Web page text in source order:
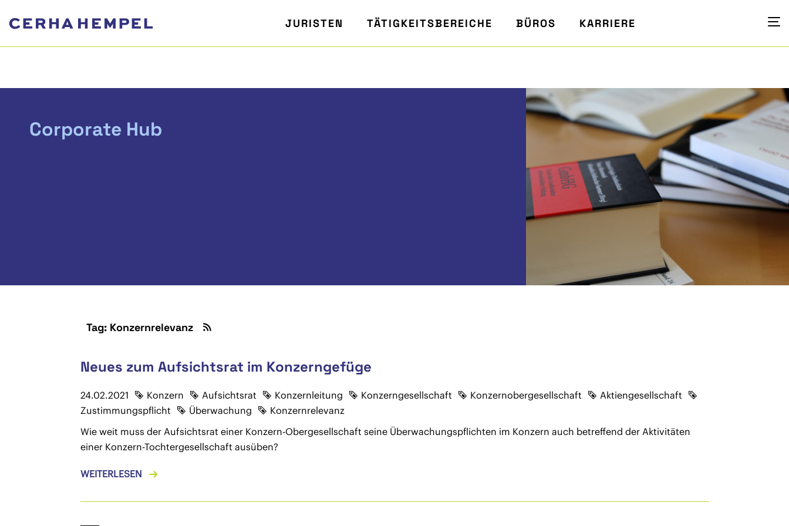
JURISTEN TÄTIGKEITSBEREICHE BÜROS KARRIERE
Corporate Hub
Tag: Konzernrelevanz
Neues zum Aufsichtsrat im Konzerngefüge
24.02.2021 Konzern Aufsichtsrat Konzernleitung Konzerngesellschaft Konzernobergesellschaft
Aktiengesellschaft
Zustimmungspflicht
Überwachung
Konzernrelevanz
Wie weit muss der Aufsichtsrat einer Konzern-Obergesellschaft seine Überwachungspflichten im Konzern auch betreffend der Aktivitäten
einer Konzern-Tochtergesellschaft ausüben?
WEITERLESEN